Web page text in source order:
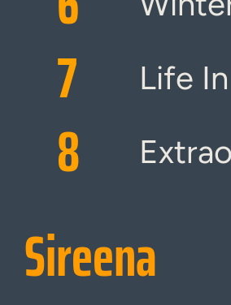
7 Life
8
Sireena